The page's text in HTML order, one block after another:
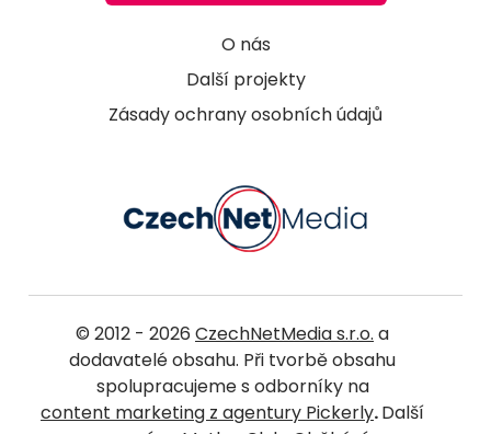
O nás
Další projekty
Zásady ochrany osobních údajů
© 2012 - 2026 CzechNetMedia s.r.o. a
dodavatelé obsahu. Při tvorbě obsahu
spolupracujeme s odborníky na
content marketing z agentury Pickerly.Další